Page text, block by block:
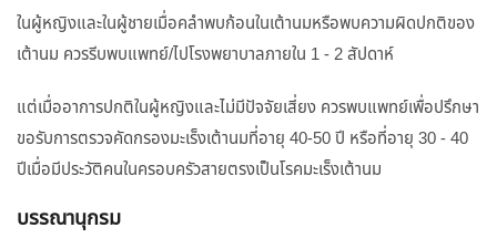
ในผู้หญิงและในผู้ชายเมื่อคลำพบก้อนในเต้านมหรือพบความผิดปกติของ
เต้านม ควรรีบพบแพทย์/ไปโรงพยาบาลภายใน 1 - 2 สัปดาห์
แต่เมื่ออาการปกติในผู้หญิงและไม่มีปัจจัยเสี่ยง ควรพบแพทย์เพื่อปรึกษา
ขอรับการตรวจคัดกรองมะเร็งเต้านมที่อายุ 40-50 ปี หรือที่อายุ 30 - 40
ปีเมื่อมีประวัติคนในครอบครัวสายตรงเป็นโรคมะเร็งเต้านม
บรรณานุกรม